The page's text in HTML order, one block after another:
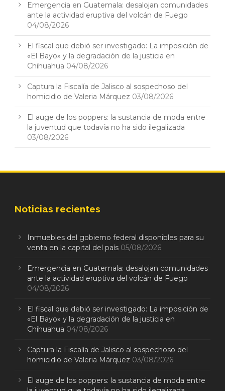
Emergencia en Guatemala: desalojan comunidades
ante la actividad eruptiva del volcán de Fuego
04/08/2026
El fiscal que debió ser investigado: La imposición de
«El Bayo» y la degradación de la justicia en
Chihuahua 04/08/2026
Captura la Fiscalía de Jalisco al sospechoso del
homicidio de Valeria Márquez 03/08/2026
El auge de los poppers: la sustancia de moda entre
la juventud que todavía no ha sido ilegalizada
03/08/2026
Noticias recientes
Inmuebles del gobierno federal disponibles para su
venta en la capital del país 05/08/2026
Emergencia en Guatemala: desalojan comunidades
ante la actividad eruptiva del volcán de Fuego
04/08/2026
El fiscal que debió ser investigado: La imposición de
«El Bayo» y la degradación de la justicia en
Chihuahua 04/08/2026
Captura la Fiscalía de Jalisco al sospechoso del
homicidio de Valeria Márquez 03/08/2026
El auge de los poppers: la sustancia de moda entre